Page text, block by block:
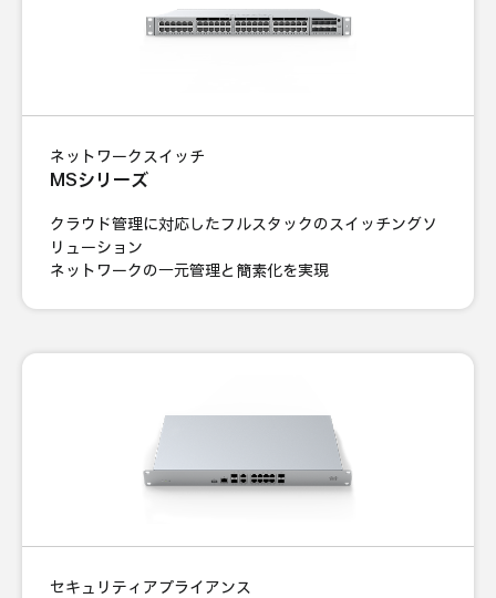
ネットワークスイッチ
MSシリーズ
クラウド管理に対応したフルスタックのスイッチングソ
リューション
ネットワークの一元管理と簡素化を実現
セキュリティアプライアンス